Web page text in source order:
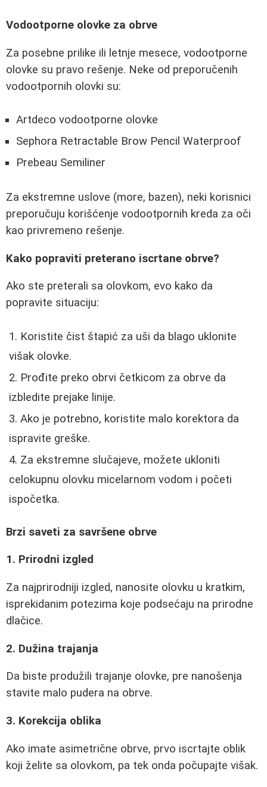
Vodootporne olovke za obrve
Za posebne prilike ili letnje mesece, vodootporne
olovke su pravo rešenje. Neke od preporučenih
vodootpornih olovki su:
Artdeco vodootporne olovke
Sephora Retractable Brow Pencil Waterproof
Prebeau Semiliner
Za ekstremne uslove (more, bazen), neki korisnici
preporučuju korišćenje vodootpornih kreda za oči
kao privremeno rešenje.
Kako popraviti preterano iscrtane obrve?
Ako ste preterali sa olovkom, evo kako da
popravite situaciju:
Koristite čist štapić za uši da blago uklonite
višak olovke.
Prođite preko obrvi četkicom za obrve da
izbledite prejake linije.
Ako je potrebno, koristite malo korektora da
ispravite greške.
Za ekstremne slučajeve, možete ukloniti
celokupnu olovku micelarnom vodom i početi
ispočetka.
Brzi saveti za savršene obrve
1. Prirodni izgled
Za najprirodniji izgled, nanosite olovku u kratkim,
isprekidanim potezima koje podsećaju na prirodne
dlačice.
2. Dužina trajanja
Da biste produžili trajanje olovke, pre nanošenja
stavite malo pudera na obrve.
3. Korekcija oblika
Ako imate asimetrične obrve, prvo iscrtajte oblik
koji želite sa olovkom, pa tek onda počupajte višak.